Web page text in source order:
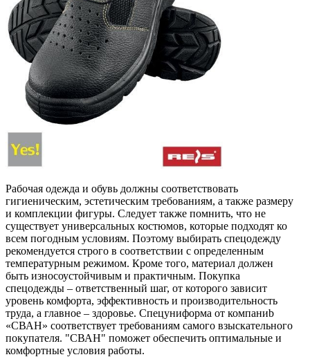
Рабочая одежда и обувь должны соответствовать
гигиеническим, эстетическим требованиям, а также размеру
и комплекции фигуры. Следует также помнить, что не
существует универсальных костюмов, которые подходят ко
всем погодным условиям. Поэтому выбирать спецодежду
рекомендуется строго в соответствии с определенным
температурным режимом. Кроме того, материал должен
быть износоустойчивым и практичным. Покупка
спецодежды – ответственный шаг, от которого зависит
уровень комфорта, эффективность и производительность
труда, а главное – здоровье. Спецуниформа от компаниb
«СВАН» соответствует требованиям самого взыскательного
покупателя. "СВАН" поможет обеспечить оптимальные и
комфортные условия работы.